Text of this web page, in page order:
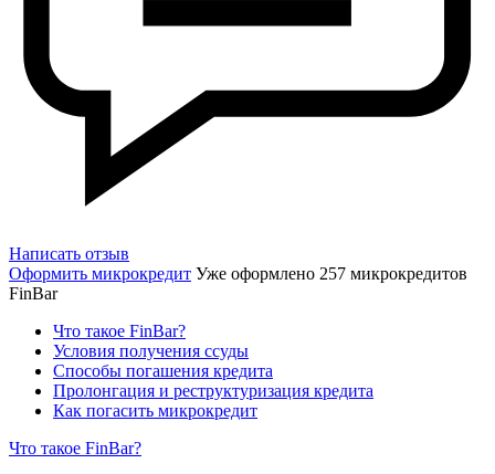
Написать отзыв
Оформить микрокредит Уже оформлено 257 микрокредитов
FinBar
Что такое FinBar?
Условия получения ссуды
Способы погашения кредита
Пролонгация и реструктуризация кредита
Как погасить микрокредит
Что такое FinBar?